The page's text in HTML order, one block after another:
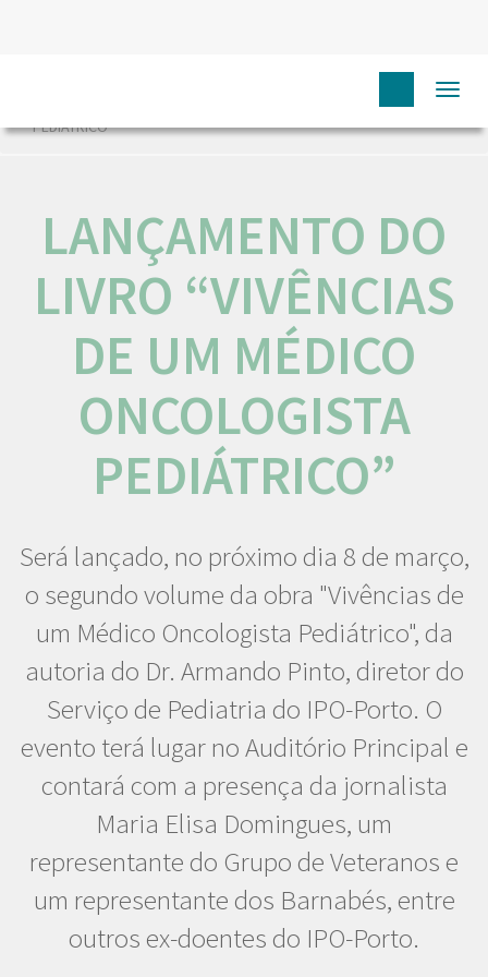
LANÇAMENTO DO LIVRO “VIVÊNCIAS DE UM MÉDICO ONCOLOGISTA
PEDIÁTRICO”
LANÇAMENTO DO
LIVRO “VIVÊNCIAS
DE UM MÉDICO
ONCOLOGISTA
PEDIÁTRICO”
Será lançado, no próximo dia 8 de março,
o segundo volume da obra "Vivências de
um Médico Oncologista Pediátrico", da
autoria do Dr. Armando Pinto, diretor do
Serviço de Pediatria do IPO-Porto. O
evento terá lugar no Auditório Principal e
contará com a presença da jornalista
Maria Elisa Domingues, um
representante do Grupo de Veteranos e
um representante dos Barnabés, entre
outros ex-doentes do IPO-Porto.